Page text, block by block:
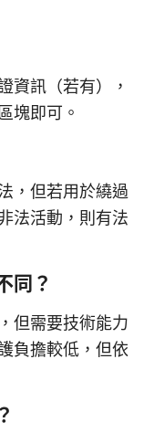
資訊（若有），
塊即可。
，但若用於繞過
法活動，則有法
同？
但需要技術能力
負擔較低，但依